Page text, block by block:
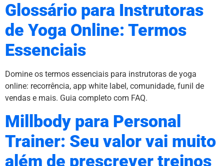
Glossário para Instrutoras
de Yoga Online: Termos
Essenciais
Domine os termos essenciais para instrutoras de yoga
online: recorrência, app white label, comunidade, funil de
vendas e mais. Guia completo com FAQ.
Millbody para Personal
Trainer: Seu valor vai muito
além de prescrever treinos